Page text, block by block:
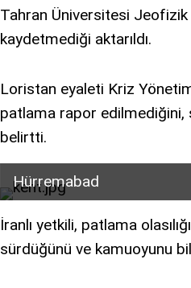
Tahran Üniversitesi
kaydetmediği aktarıldı.
Loristan eyaleti Kriz
patlama rapor edilmediğini,
belirtti.
Hürremabad
İranlı yetkili, patlama
sürdüğünü ve kamuoyunu